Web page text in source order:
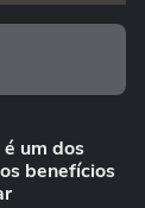
um dos
benefícios